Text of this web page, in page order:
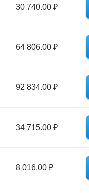
30 740.00 ₽
64 806.00 ₽
92 834.00 ₽
34 715.00 ₽
8 016.00 ₽